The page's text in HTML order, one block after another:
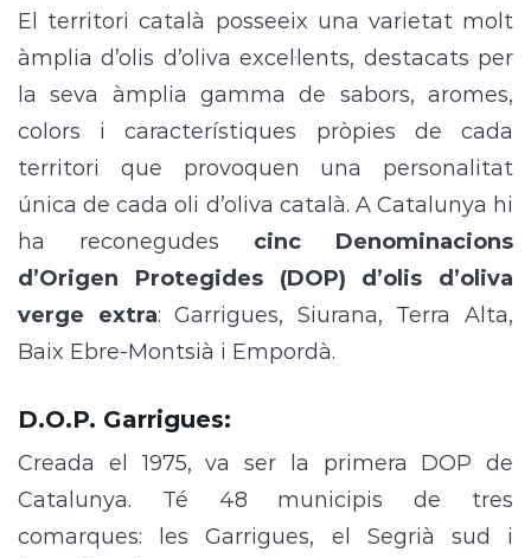
El territori català posseeix una varietat molt
àmplia d’olis d’oliva excel·lents, destacats per
la seva àmplia gamma de sabors, aromes,
colors i característiques pròpies de cada
territori que provoquen una personalitat
única de cada oli d’oliva català. A Catalunya hi
ha reconegudes cinc Denominacions
d’Origen Protegides (DOP) d’olis d’oliva
verge extra: Garrigues, Siurana, Terra Alta,
Baix Ebre-Montsià i Empordà.
D.O.P. Garrigues:
Creada el 1975, va ser la primera DOP de
Catalunya. Té 48 municipis de tres
comarques: les Garrigues, el Segrià sud i